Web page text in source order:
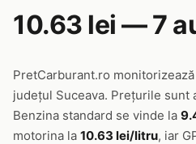
10.63 lei — 7
PretCarburant.ro monitorizează
județul Suceava. Prețurile sunt
Benzina standard se vinde la
motorina la 10.63 lei/litru, iar